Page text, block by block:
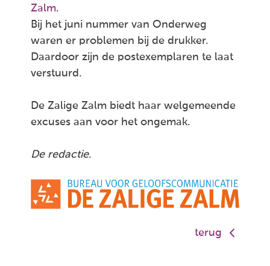
Zalm.
Bij het juni nummer van Onderweg
waren er problemen bij de drukker.
Daardoor zijn de postexemplaren te laat
verstuurd.
De Zalige Zalm biedt haar welgemeende
excuses aan voor het ongemak.
De redactie.
terug